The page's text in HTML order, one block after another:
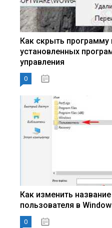
Как скрыть программу
установленных
управления
0
Как изменить
пользователя в
0